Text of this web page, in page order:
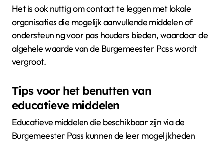
Het is ook nuttig om contact te leggen met lokale
organisaties die mogelijk aanvullende middelen of
ondersteuning voor pas houders bieden, waardoor de
algehele waarde van de Burgemeester Pass wordt
vergroot.
Tips voor het benutten van
educatieve middelen
Educatieve middelen die beschikbaar zijn via de
Burgemeester Pass kunnen de leer mogelijkheden